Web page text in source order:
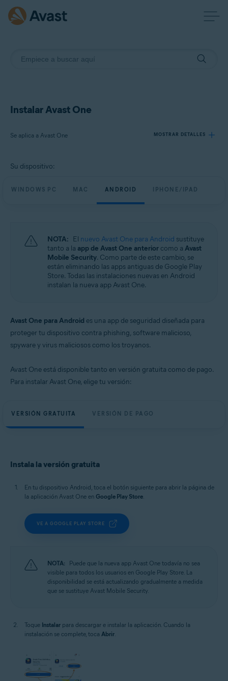
Instalar Avast One
Se aplica a Avast One MOSTRAR DETALLES
Avast One
Su dispositivo:
WINDOWS PC MAC ANDROID IPHONE/IPAD
NOTA: El nuevo Avast One para Android sustituye
tanto a la app de Avast One anterior como a Avast
Mobile Security. Como parte de este cambio, se
están eliminando las apps antiguas de Google Play
Store. Todas las instalaciones nuevas en Android
instalan la nueva app Avast One.
Avast One para Android es una app de seguridad diseñada para
proteger tu dispositivo contra phishing, software malicioso,
spyware y virus maliciosos como los troyanos.
Avast One está disponible tanto en versión gratuita como de pago.
Para instalar Avast One, elige tu versión:
VERSIÓN GRATUITA VERSIÓN DE PAGO
Instala la versión gratuita
En tu dispositivo Android, toca el botón siguiente para abrir la página de
la aplicación Avast One en Google Play Store.
VE A GOOGLE PLAY STORE
NOTA:
Puede que la nueva app Avast One todavía no sea
visible para todos los usuarios en Google Play Store. La
disponibilidad se está actualizando gradualmente a medida
que se sustituye Avast Mobile Security.
Toque Instalar para descargar e instalar la aplicación. Cuando la
instalación se complete, toca Abrir.